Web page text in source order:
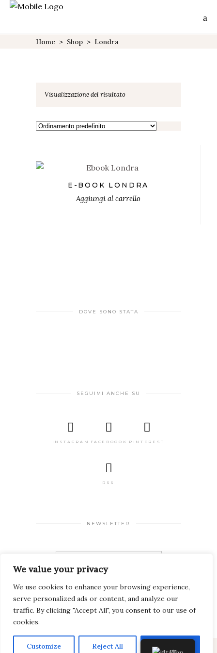
We value your privacy
We use cookies to enhance your browsing experience,
serve personalized ads or content, and analyze our
traffic. By clicking "Accept All", you consent to our use of
cookies.
Customize Reject All Accept All
Home > Shop > Londra
Visualizzazione del risultato
€
E-BOOK LONDRA
Aggiungi al carrello
DOVE SONO STATA
SEGUIMI ANCHE SU
INSTAGRAM FACEBOOOK PINTEREST
RSS
NEWSLETTER